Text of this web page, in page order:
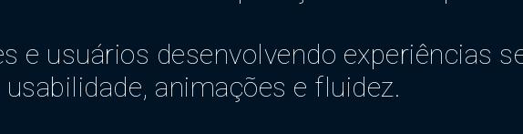
e usuários desenvolvendo experiências
usabilidade, animações e fluidez.